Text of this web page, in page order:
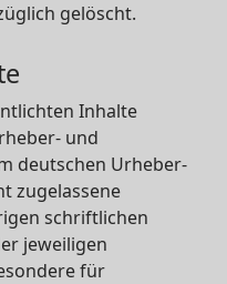
gelöscht.
Inhalte
und
deutschen Urheber-
zugelassene
schriftlichen
jeweiligen
für